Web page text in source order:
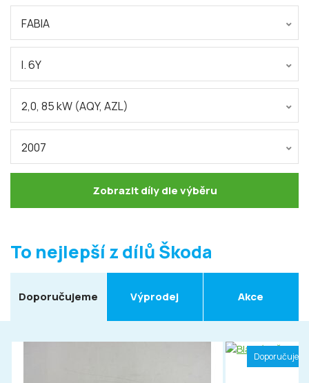
FABIA
I. 6Y
2,0, 85 kW (AQY, AZL)
2007
Zobrazit díly dle výběru
To nejlepší z dílů Škoda
Doporučujeme Výprodej Akce